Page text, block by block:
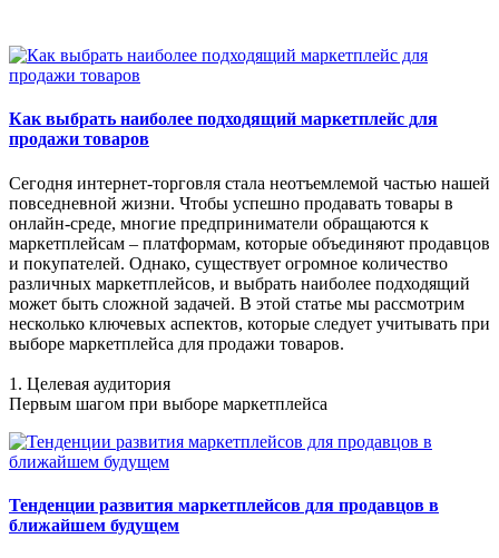
Как выбрать наиболее подходящий маркетплейс для
продажи товаров
Сегодня интернет-торговля стала неотъемлемой частью нашей
повседневной жизни. Чтобы успешно продавать товары в
онлайн-среде, многие предприниматели обращаются к
маркетплейсам – платформам, которые объединяют продавцов
и покупателей. Однако, существует огромное количество
различных маркетплейсов, и выбрать наиболее подходящий
может быть сложной задачей. В этой статье мы рассмотрим
несколько ключевых аспектов, которые следует учитывать при
выборе маркетплейса для продажи товаров.
1. Целевая аудитория
Первым шагом при выборе маркетплейса
Тенденции развития маркетплейсов для продавцов в
ближайшем будущем